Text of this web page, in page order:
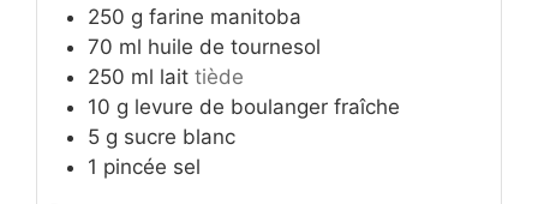
250 g farine manitoba
70 ml huile de tournesol
250 ml lait tiède
10 g levure de boulanger fraîche
5 g sucre blanc
1 pincée sel